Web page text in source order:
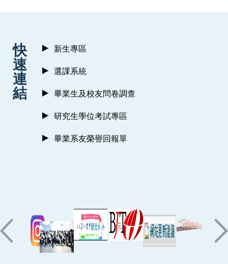
快
速
連
結
新生專區
選課系統
畢業生及校友問卷調查
研究生學位考試專區
畢業系友榮譽回報單